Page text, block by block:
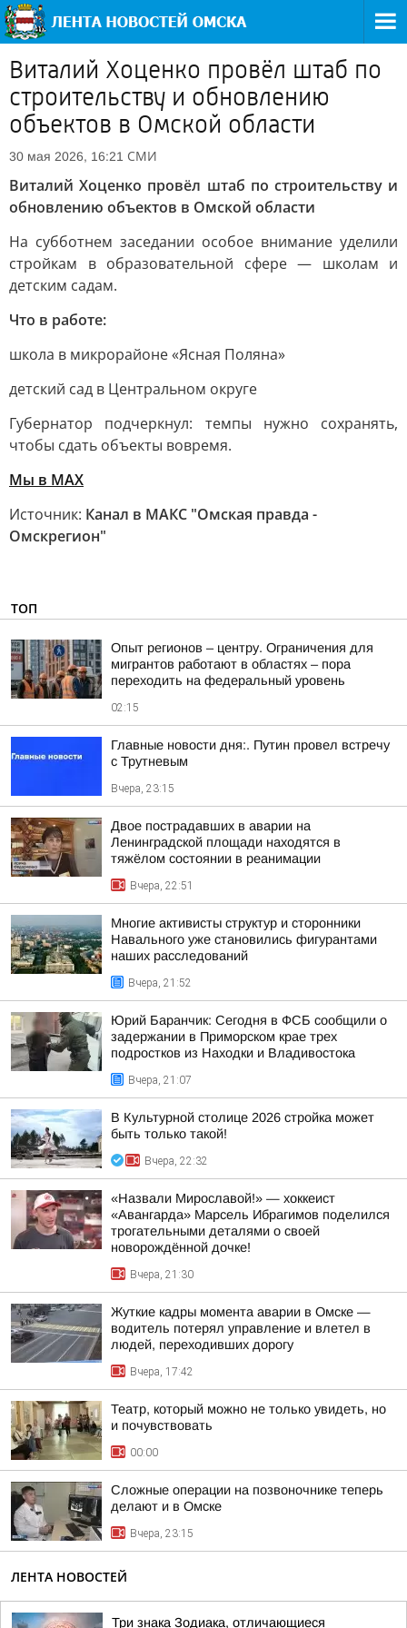
Виталий Хоценко провёл штаб по
строительству и обновлению
объектов в Омской области
30 мая 2026, 16:21 СМИ
Виталий Хоценко провёл штаб по строительству и
обновлению объектов в Омской области
На субботнем заседании особое внимание уделили
стройкам в образовательной сфере — школам и
детским садам.
Что в работе:
школа в микрорайоне «Ясная Поляна»
детский сад в Центральном округе
Губернатор подчеркнул: темпы нужно сохранять,
чтобы сдать объекты вовремя.
Мы в MAX
Источник: Канал в МАКС "Омская правда -
Омскрегион"
ТОП
Опыт регионов – центру. Ограничения для
мигрантов работают в областях – пора
переходить на федеральный уровень
02:15
Главные новости дня:. Путин провел встречу
с Трутневым
Вчера, 23:15
Двое пострадавших в аварии на
Ленинградской площади находятся в
тяжёлом состоянии в реанимации
Вчера, 22:51
Многие активисты структур и сторонники
Навального уже становились фигурантами
наших расследований
Вчера, 21:52
Юрий Баранчик: Сегодня в ФСБ сообщили о
задержании в Приморском крае трех
подростков из Находки и Владивостока
Вчера, 21:07
В Культурной столице 2026 стройка может
быть только такой!
Вчера, 22:32
«Назвали Мирославой!» — хоккеист
«Авангарда» Марсель Ибрагимов поделился
трогательными деталями о своей
новорождённой дочке!
Вчера, 21:30
Жуткие кадры момента аварии в Омске —
водитель потерял управление и влетел в
людей, переходивших дорогу
Вчера, 17:42
Театр, который можно не только увидеть, но
и почувствовать
00:00
Сложные операции на позвоночнике теперь
делают и в Омске
Вчера, 23:15
ЛЕНТА НОВОСТЕЙ
Три знака Зодиака, отличающиеся